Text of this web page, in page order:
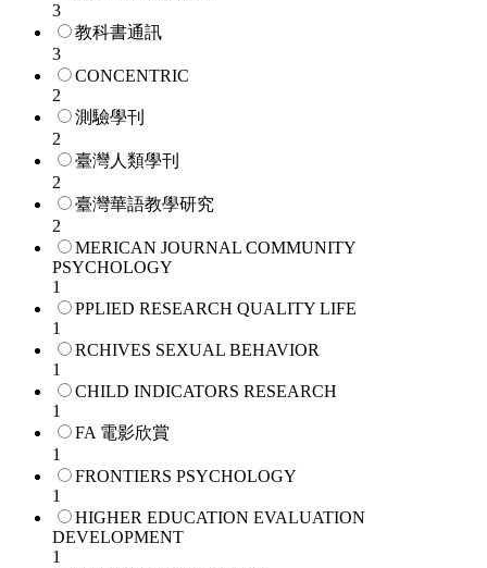
3
教科書通訊
3
CONCENTRIC
2
測驗學刊
2
臺灣人類學刊
2
臺灣華語教學研究
2
MERICAN JOURNAL COMMUNITY
PSYCHOLOGY
1
PPLIED RESEARCH QUALITY LIFE
1
RCHIVES SEXUAL BEHAVIOR
1
CHILD INDICATORS RESEARCH
1
FA 電影欣賞
1
FRONTIERS PSYCHOLOGY
1
HIGHER EDUCATION EVALUATION
DEVELOPMENT
1